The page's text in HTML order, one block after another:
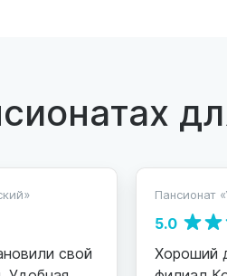
свой
Пансионат
5.0
Хороший